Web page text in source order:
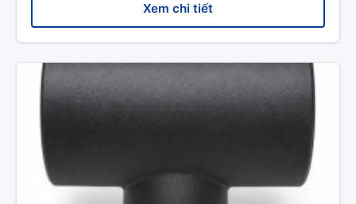
Xem chi tiết